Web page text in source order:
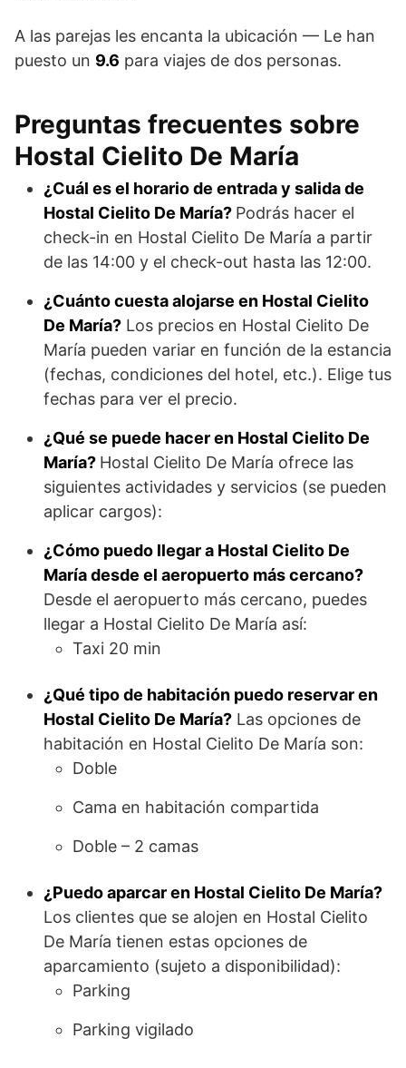
A las parejas les encanta la ubicación — Le han
puesto un 9.6 para viajes de dos personas.
Preguntas frecuentes sobre
Hostal Cielito De María
¿Cuál es el horario de entrada y salida de
Hostal Cielito De María? Podrás hacer el
check-in en Hostal Cielito De María a partir
de las 14:00 y el check-out hasta las 12:00.
¿Cuánto cuesta alojarse en Hostal Cielito
De María? Los precios en Hostal Cielito De
María pueden variar en función de la estancia
(fechas, condiciones del hotel, etc.). Elige tus
fechas para ver el precio.
¿Qué se puede hacer en Hostal Cielito De
María? Hostal Cielito De María ofrece las
siguientes actividades y servicios (se pueden
aplicar cargos):
¿Cómo puedo llegar a Hostal Cielito De
María desde el aeropuerto más cercano?
Desde el aeropuerto más cercano, puedes
llegar a Hostal Cielito De María así:
Taxi 20 min
¿Qué tipo de habitación puedo reservar en
Hostal Cielito De María? Las opciones de
habitación en Hostal Cielito De María son:
Doble
Cama en habitación compartida
Doble – 2 camas
¿Puedo aparcar en Hostal Cielito De María?
Los clientes que se alojen en Hostal Cielito
De María tienen estas opciones de
aparcamiento (sujeto a disponibilidad):
Parking
Parking vigilado